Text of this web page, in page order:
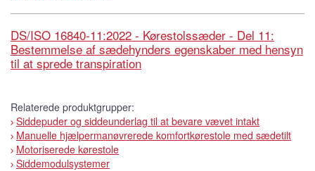
DS/ISO 16840-11:2022 - Kørestolssæder - Del 11:
Bestemmelse af sædehynders egenskaber med hensyn
til at sprede transpiration
Relaterede produktgrupper:
Siddepuder og siddeunderlag til at bevare vævet intakt
Manuelle hjælpermanøvrerede komfortkørestole med sædetilt
Motoriserede kørestole
Siddemodulsystemer